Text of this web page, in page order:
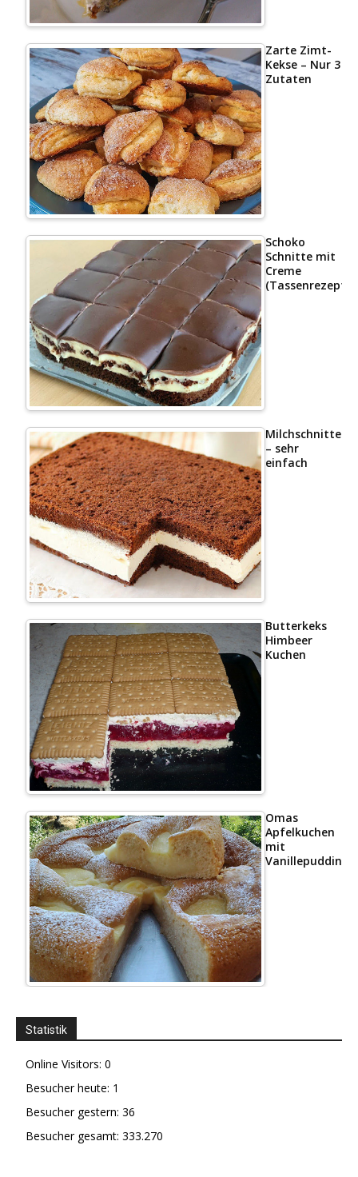
Zarte Zimt-
Kekse – Nur 3
Zutaten
Schoko
Schnitte mit
Creme
(Tassenrezept)
– sehr
einfach
Butterkeks
Himbeer
Kuchen
Omas
Apfelkuchen
mit
Vanillepudding
Statistik
Online Visitors: 0
Besucher heute: 1
Besucher gestern: 36
Besucher gesamt: 333.270